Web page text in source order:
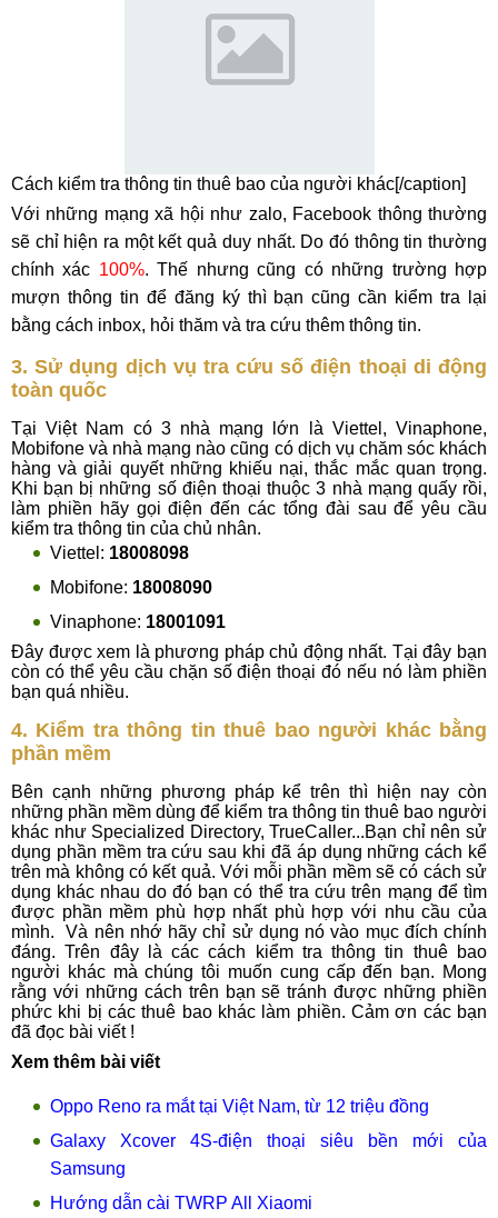
Cách kiểm tra thông tin thuê bao của người khác[/caption]
Với những mạng xã hội như zalo, Facebook thông thường
sẽ chỉ hiện ra một kết quả duy nhất. Do đó thông tin thường
chính xác 100%. Thế nhưng cũng có những trường hợp
mượn thông tin để đăng ký thì bạn cũng cần kiểm tra lại
bằng cách inbox, hỏi thăm và tra cứu thêm thông tin.
3. Sử dụng dịch vụ tra cứu số điện thoại di động
toàn quốc
Tại Việt Nam có 3 nhà mạng lớn là Viettel, Vinaphone,
Mobifone và nhà mạng nào cũng có dịch vụ chăm sóc khách
hàng và giải quyết những khiếu nại, thắc mắc quan trọng.
Khi bạn bị những số điện thoại thuộc 3 nhà mạng quấy rồi,
làm phiền hãy gọi điện đến các tổng đài sau để yêu cầu
kiểm tra thông tin của chủ nhân.
Viettel: 18008098
Mobifone: 18008090
Vinaphone: 18001091
Đây được xem là phương pháp chủ động nhất. Tại đây bạn
còn có thể yêu cầu chặn số điện thoại đó nếu nó làm phiền
bạn quá nhiều.
4. Kiểm tra thông tin thuê bao người khác bằng
phần mềm
Bên cạnh những phương pháp kể trên thì hiện nay còn
những phần mềm dùng để kiểm tra thông tin thuê bao người
khác như Specialized Directory, TrueCaller...Bạn chỉ nên sử
dụng phần mềm tra cứu sau khi đã áp dụng những cách kể
trên mà không có kết quả. Với mỗi phần mềm sẽ có cách sử
dụng khác nhau do đó bạn có thể tra cứu trên mạng để tìm
được phần mềm phù hợp nhất phù hợp với nhu cầu của
mình. Và nên nhớ hãy chỉ sử dụng nó vào mục đích chính
đáng. Trên đây là các cách kiểm tra thông tin thuê bao
người khác mà chúng tôi muốn cung cấp đến bạn. Mong
rằng với những cách trên bạn sẽ tránh được những phiền
phức khi bị các thuê bao khác làm phiền. Cảm ơn các bạn
đã đọc bài viết !
Xem thêm bài viết
Oppo Reno ra mắt tại Việt Nam, từ 12 triệu đồng
Galaxy Xcover 4S-điện thoại siêu bền mới của
Samsung
Hướng dẫn cài TWRP All Xiaomi